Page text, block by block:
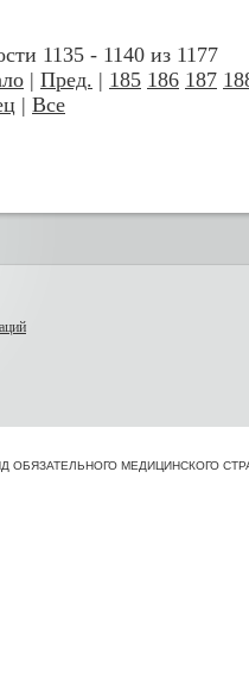
1135 - 1140 из 1177
| Пред. | 185 186 187
| Все
ОБЯЗАТЕЛЬНОГО МЕДИЦИНСКОГО